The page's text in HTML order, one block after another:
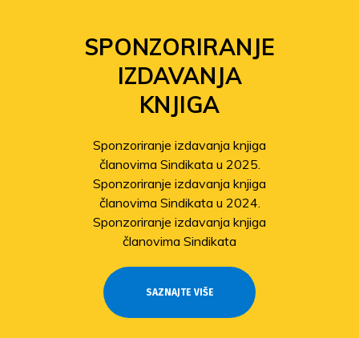
SPONZORIRANJE
IZDAVANJA
KNJIGA
Sponzoriranje izdavanja knjiga
članovima Sindikata u 2025.
Sponzoriranje izdavanja knjiga
članovima Sindikata u 2024.
Sponzoriranje izdavanja knjiga
članovima Sindikata
SAZNAJTE VIŠE